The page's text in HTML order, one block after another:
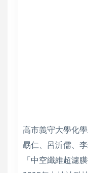
高市義守大學化
勗仁、呂沂儒、
「中空纖維超濾